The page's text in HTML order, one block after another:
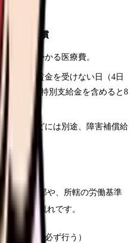
費用・補償
・治療にかかる医療費。
働できず賃金を受けない日（4日
の6割（特別支給金を含めると8
場合などには別途、障害補償給
当・人事部や、所轄の労働基準
ような流れです。
（最初に必ず行う）